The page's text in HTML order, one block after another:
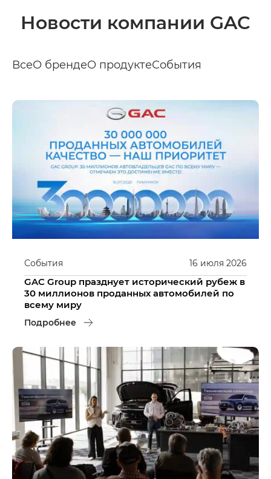
Новости компании GAC
ВсеО брендеО продуктеСобытия
16 июля 2026
События
GAC Group празднует исторический рубеж в
30 миллионов проданных автомобилей по
всему миру
Подробнее